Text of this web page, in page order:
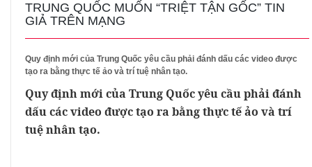
TRUNG QUỐC MUỐN “TRIỆT TẬN GỐC” TIN
GIẢ TRÊN MẠNG
Quy định mới của Trung Quốc yêu cầu phải đánh dấu các video được
tạo ra bằng thực tế ảo và trí tuệ nhân tạo.
Quy định mới của Trung Quốc yêu cầu phải đánh
dấu các video được tạo ra bằng thực tế ảo và trí
tuệ nhân tạo.